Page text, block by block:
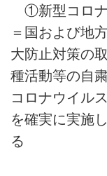
①新型コロナ
＝国および地
大防止対策の
種活動等の自
コロナウイル
を確実に実施
る